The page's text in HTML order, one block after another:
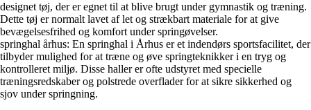
designet tøj, der er egnet til at blive brugt under gymnastik og træning.
Dette tøj er normalt lavet af let og strækbart materiale for at give
bevægelsesfrihed og komfort under springøvelser.
springhal århus: En springhal i Århus er et indendørs sportsfacilitet, der
tilbyder mulighed for at træne og øve springteknikker i en tryg og
kontrolleret miljø. Disse haller er ofte udstyret med specielle
træningsredskaber og polstrede overflader for at sikre sikkerhed og
sjov under springning.